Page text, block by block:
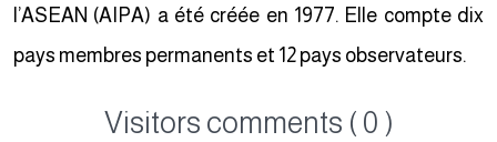
l’ASEAN (AIPA) a été créée en 1977. Elle compte dix
pays membres permanents et 12 pays observateurs.
Visitors comments ( 0 )